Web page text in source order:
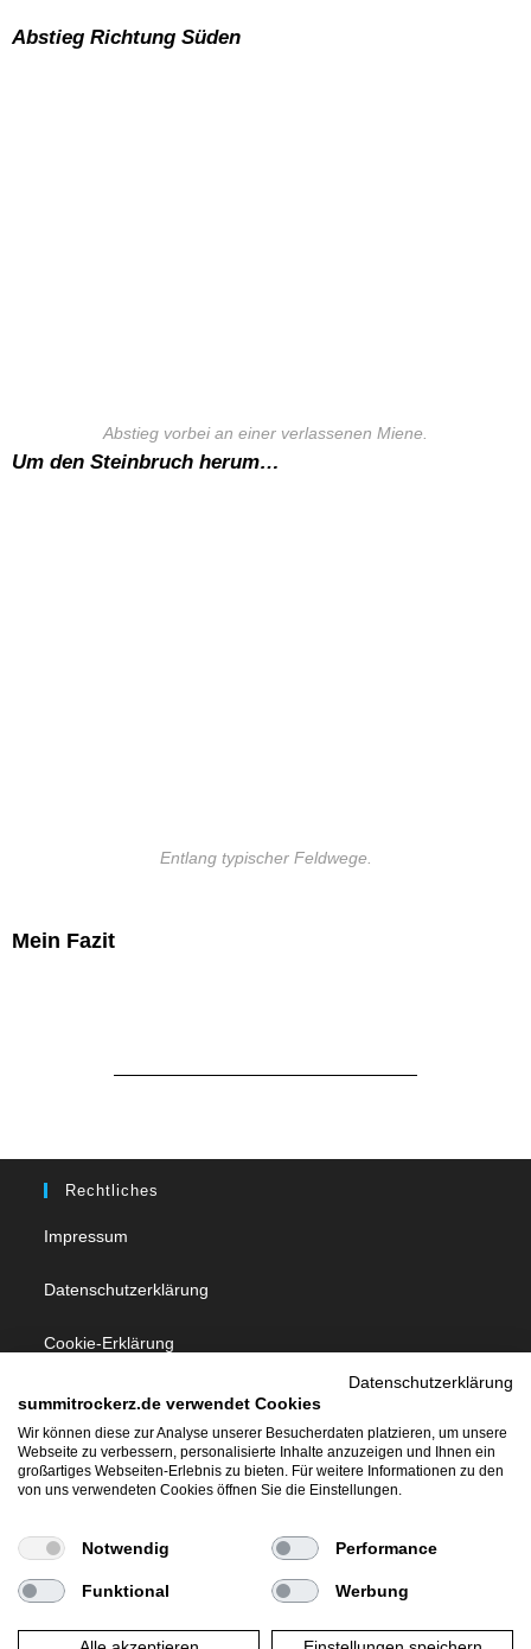
Abstieg Richtung Süden
Abstieg vorbei an einer verlassenen Miene.
Um den Steinbruch herum…
Entlang typischer Feldwege.
Mein Fazit
Rechtliches
Impressum
Datenschutzerklärung
Cookie-Erklärung
Follow Us
Datenschutzerklärung
summitrockerz.de verwendet Cookies
Wir können diese zur Analyse unserer Besucherdaten platzieren, um unsere
Webseite zu verbessern, personalisierte Inhalte anzuzeigen und Ihnen ein
großartiges Webseiten-Erlebnis zu bieten. Für weitere Informationen zu den
von uns verwendeten Cookies öffnen Sie die Einstellungen.
Notwendig Performance
Funktional Werbung